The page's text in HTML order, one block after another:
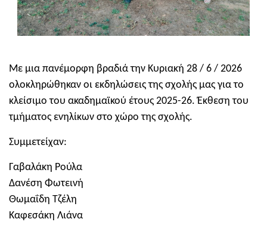
Με μια πανέμορφη βραδιά την Κυριακή 28 / 6 / 2026
ολοκληρώθηκαν οι εκδηλώσεις της σχολής μας για το
κλείσιμο του ακαδημαϊκού έτους 2025-26. Έκθεση του
τμήματος ενηλίκων στο χώρο της σχολής.
Συμμετείχαν:
Γαβαλάκη Ρούλα
Δανέση Φωτεινή
Θωμαΐδη Τζέλη
Καφεσάκη Λιάνα